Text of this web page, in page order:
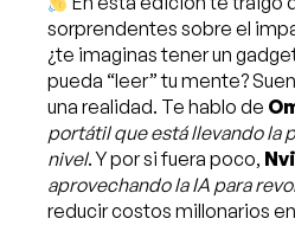
sorprendentes sobre el
¿te imaginas tener un
pueda “leer” tu mente?
una realidad. Te hablo de
portátil que está llevando la
nivel. Y por si fuera poco,
aprovechando la IA para
reducir costos millonarios